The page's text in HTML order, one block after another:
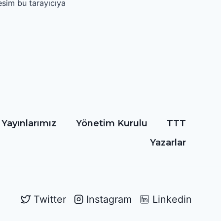
bu tarayıcıya
Yayınlarımız Yönetim Kurulu
TTT
Yazarlar
Twitter Instagram Linkedin